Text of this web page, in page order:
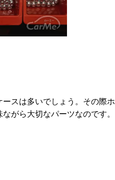
スは多いでしょう。その際ホ
がら大切なパーツなのです。